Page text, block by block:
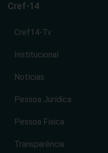
Cref-14
Cref14-Tv
Institucional
Notícias
Pessoa Jurídica
Pessoa Física
Transparência